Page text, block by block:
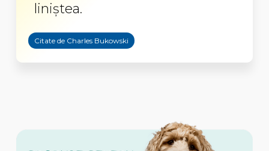
liniştea.
Citate de Charles Bukowski